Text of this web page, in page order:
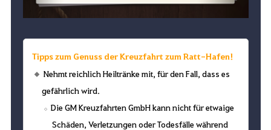
Tipps zum Genuss der Kreuzfahrt zum Ratt-Hafen!
Nehmt reichlich Heiltränke mit, für den Fall, dass es
gefährlich wird.
Die GM Kreuzfahrten GmbH kann nicht für etwaige
Schäden, Verletzungen oder Todesfälle während